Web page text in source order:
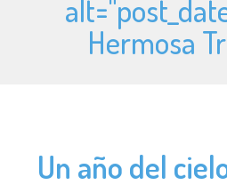
alt="
Hermosa
Un año del